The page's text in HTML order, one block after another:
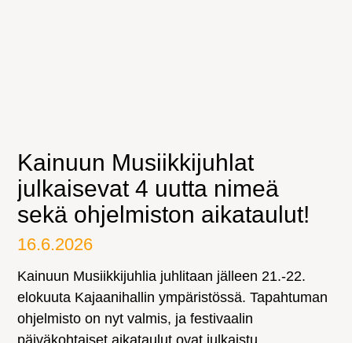
Kainuun Musiikkijuhlat
julkaisevat 4 uutta nimeä
sekä ohjelmiston aikataulut!
16.6.2026
Kainuun Musiikkijuhlia juhlitaan jälleen 21.-22.
elokuuta Kajaanihallin ympäristössä. Tapahtuman
ohjelmisto on nyt valmis, ja festivaalin